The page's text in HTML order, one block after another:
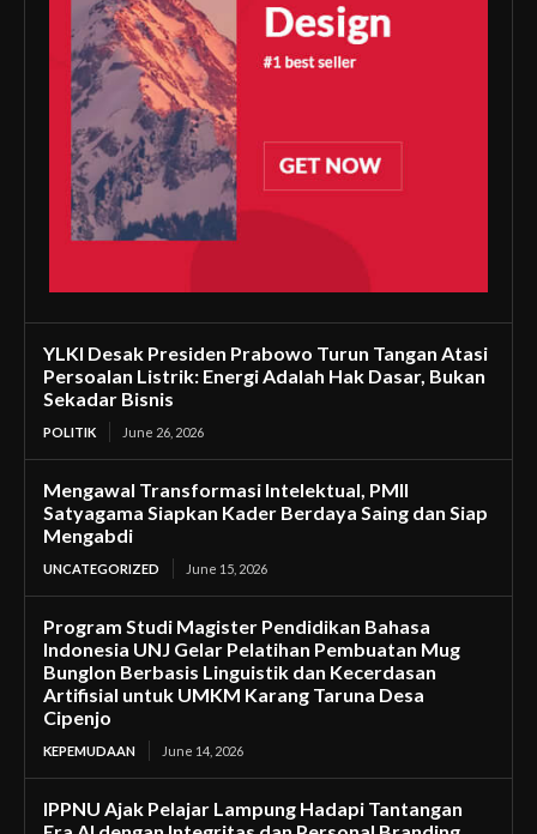
YLKI Desak Presiden Prabowo Turun Tangan Atasi
Persoalan Listrik: Energi Adalah Hak Dasar, Bukan
Sekadar Bisnis
POLITIK June 26, 2026
Mengawal Transformasi Intelektual, PMII
Satyagama Siapkan Kader Berdaya Saing dan Siap
Mengabdi
UNCATEGORIZED June 15, 2026
Program Studi Magister Pendidikan Bahasa
Indonesia UNJ Gelar Pelatihan Pembuatan Mug
Bunglon Berbasis Linguistik dan Kecerdasan
Artifisial untuk UMKM Karang Taruna Desa
Cipenjo
KEPEMUDAAN June 14, 2026
IPPNU Ajak Pelajar Lampung Hadapi Tantangan